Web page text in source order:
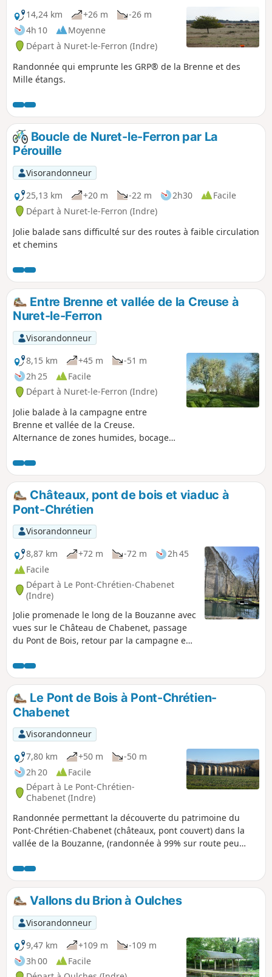
14,24 km
+26 m
-26 m
4h 10
Moyenne
Départ à Nuret-le-Ferron (Indre)
Randonnée qui emprunte les GRP® de la Brenne et des
Mille étangs.
Boucle de Nuret-le-Ferron par La
Pérouille
Visorandonneur
25,13 km
+20 m -22 m 2h30
Facile
Départ à Nuret-le-Ferron (Indre)
Jolie balade sans difficulté sur des routes à faible circulation
et chemins
Entre Brenne et vallée de la Creuse à
Nuret-le-Ferron
Visorandonneur
8,15 km
+45 m
-51 m
2h 25
Facile
Départ à Nuret-le-Ferron (Indre)
Jolie balade à la campagne entre
Brenne et vallée de la Creuse.
Alternance de zones humides, bocages
Châteaux, pont de bois et viaduc à
Pont-Chrétien
Visorandonneur
8,87 km
+72 m -72 m
2h 45
Facile
Départ à Le Pont-Chrétien-Chabenet
(Indre)
Jolie promenade le long de la Bouzanne avec
vues sur le Château de Chabenet, passage
du Pont de Bois, retour par la campagne en
Jaune.
Le Pont de Bois à Pont-Chrétien-
Chabenet
Visorandonneur
7,80 km
+50 m
-50 m
2h 20
Facile
Départ à Le Pont-Chrétien-
Chabenet (Indre)
Randonnée permettant la découverte du patrimoine du
Pont-Chrétien-Chabenet (châteaux, pont couvert) dans la
vallée de la Bouzanne, (randonnée à 99% sur route peu
Vallons du Brion à Oulches
Visorandonneur
9,47 km
+109 m
-109 m
3h 00
Facile